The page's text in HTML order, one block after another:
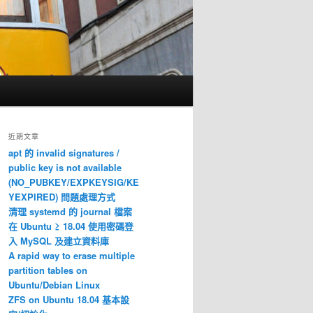
近期文章
apt 的 invalid signatures /
public key is not available
(NO_PUBKEY/EXPKEYSIG/KE
YEXPIRED) 問題處理方式
清理 systemd 的 journal 檔案
在 Ubuntu ≥ 18.04 使用密碼登
入 MySQL 及建立資料庫
A rapid way to erase multiple
partition tables on
Ubuntu/Debian Linux
ZFS on Ubuntu 18.04 基本設